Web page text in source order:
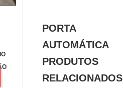
PORTA
AUTOMÁTICA
PRODUTOS
RELACIONADOS